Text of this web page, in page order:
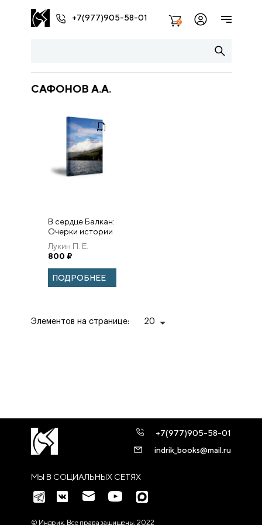
+7(977)905-58-01 2
САФОНОВ А.А.
В сердце Балкан:
Очерки истории
Македонии (с
древнейшего
времени до
начала XXI века).
Учебное
Лукин П. Е.
800 ₽
ПОДРОБНЕЕ
Элементов на странице: 20
МЫ В СОЦИАЛЬНЫХ СЕТЯХ
+7(977)905-58-01
indrik_books@mail.ru
© Индрик. Все права защищены, 2022